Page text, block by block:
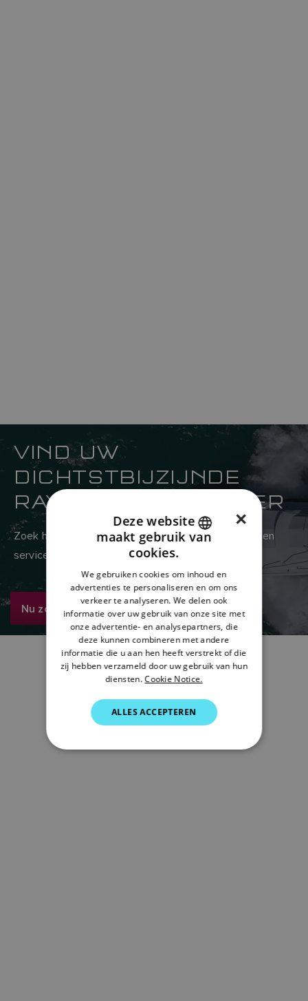
VIND UW
DICHTSTBIJZIJNDE
RAYMARINE-VERKOPER
Zoek hier in het wereldwijde netwerk van verkoop- en
servicedealers van Raymarine
Nu zoeken
ENGLISH
DANISH
ITALIAN
SWEDISH
GERMAN
DUTCH
SPANISH
FINNISH
×
Deze website
maakt gebruik van
cookies.
We gebruiken cookies om inhoud en
advertenties te personaliseren en om ons
verkeer te analyseren. We delen ook
informatie over uw gebruik van onze site met
onze advertentie- en analysepartners, die
deze kunnen combineren met andere
informatie die u aan hen heeft verstrekt of die
zij hebben verzameld door uw gebruik van hun
diensten. Cookie Notice.
ALLES ACCEPTEREN